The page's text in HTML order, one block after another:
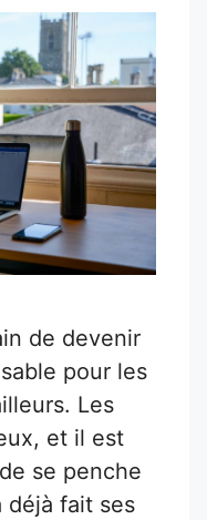
de devenir
pour les
Les
et il est
se penche
déjà fait ses